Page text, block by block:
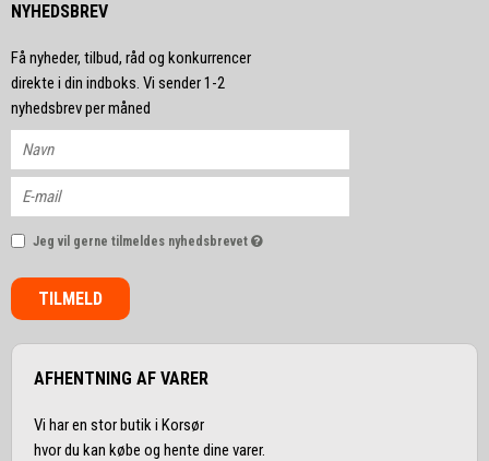
NYHEDSBREV
Få nyheder, tilbud, råd og konkurrencer
direkte i din indboks. Vi sender 1-2
nyhedsbrev per måned
Jeg vil gerne tilmeldes nyhedsbrevet
TILMELD
AFHENTNING AF VARER
Vi har en stor butik i Korsør
hvor du kan købe og hente dine varer.